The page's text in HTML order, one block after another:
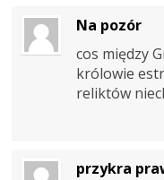
Na pozór
cos między
królowie
reliktów
przykra